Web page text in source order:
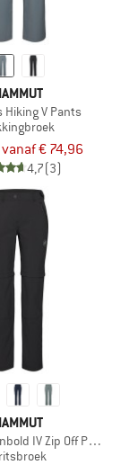
Hiking V Pants
vanaf € 74,96
4,7(3)
IV Zip Off Pants